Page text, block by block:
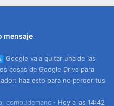
mensaje
Google va a quitar una de las
cosas de Google Drive para
haz esto para no perder tus
compudemano
Hoy a las 14:42